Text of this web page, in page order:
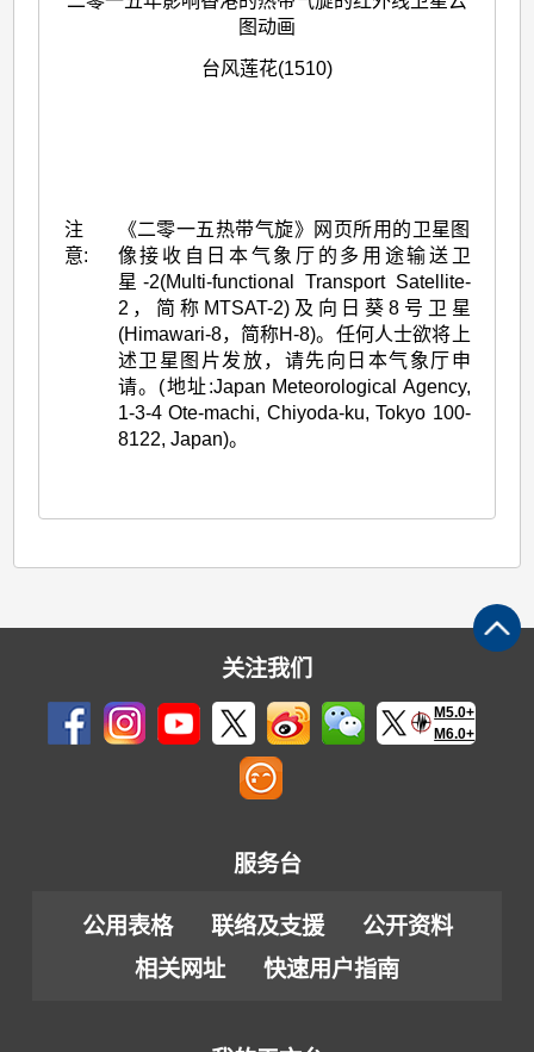
图动画
台风莲花(1510)
注
意:
《二零一五热带气旋》网页所用的卫星图
像接收自日本气象厅的多用途输送卫
星-2(Multi-functional Transport Satellite-
2，简称MTSAT-2)及向日葵8号卫星
(Himawari-8，简称H-8)。任何人士欲将上
述卫星图片发放，请先向日本气象厅申
请。(地址:Japan Meteorological Agency,
1-3-4 Ote-machi, Chiyoda-ku, Tokyo 100-
8122, Japan)。
关注我们
M5.0+
M6.0+
服务台
公用表格 联络及支援
公开资料
相关网址
快速用户指南